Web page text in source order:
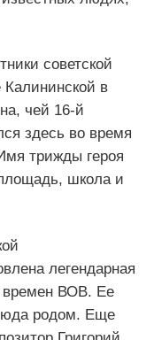
советской
в
чей 16-й
здесь во время
трижды героя
школа и
легендарная
ВОВ. Ее
родом. Еще